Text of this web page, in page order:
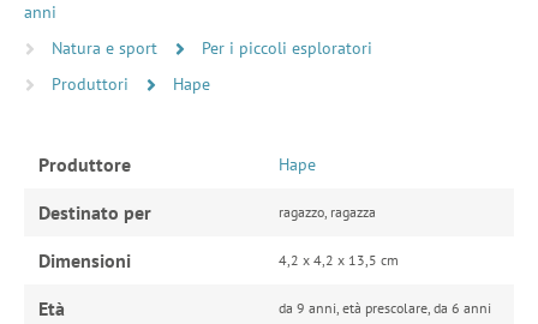
anni
Natura e sport
Per i piccoli esploratori
Produttori
Hape
Produttore Hape
Destinato per ragazzo, ragazza
Dimensioni 4,2 x 4,2 x 13,5 cm
Età da 9 anni, età prescolare, da 6 anni